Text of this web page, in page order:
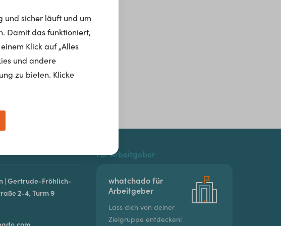
| Gertrude-Fröhlich-
2-4, Turm 9
Für Arbeitgeber
whatchado für
Arbeitgeber
Lass dich von deiner
Zielgruppe entdecken!
und sicher läuft und um
Damit das funktioniert,
Klick auf „Alles
und andere
zu bieten. Klicke